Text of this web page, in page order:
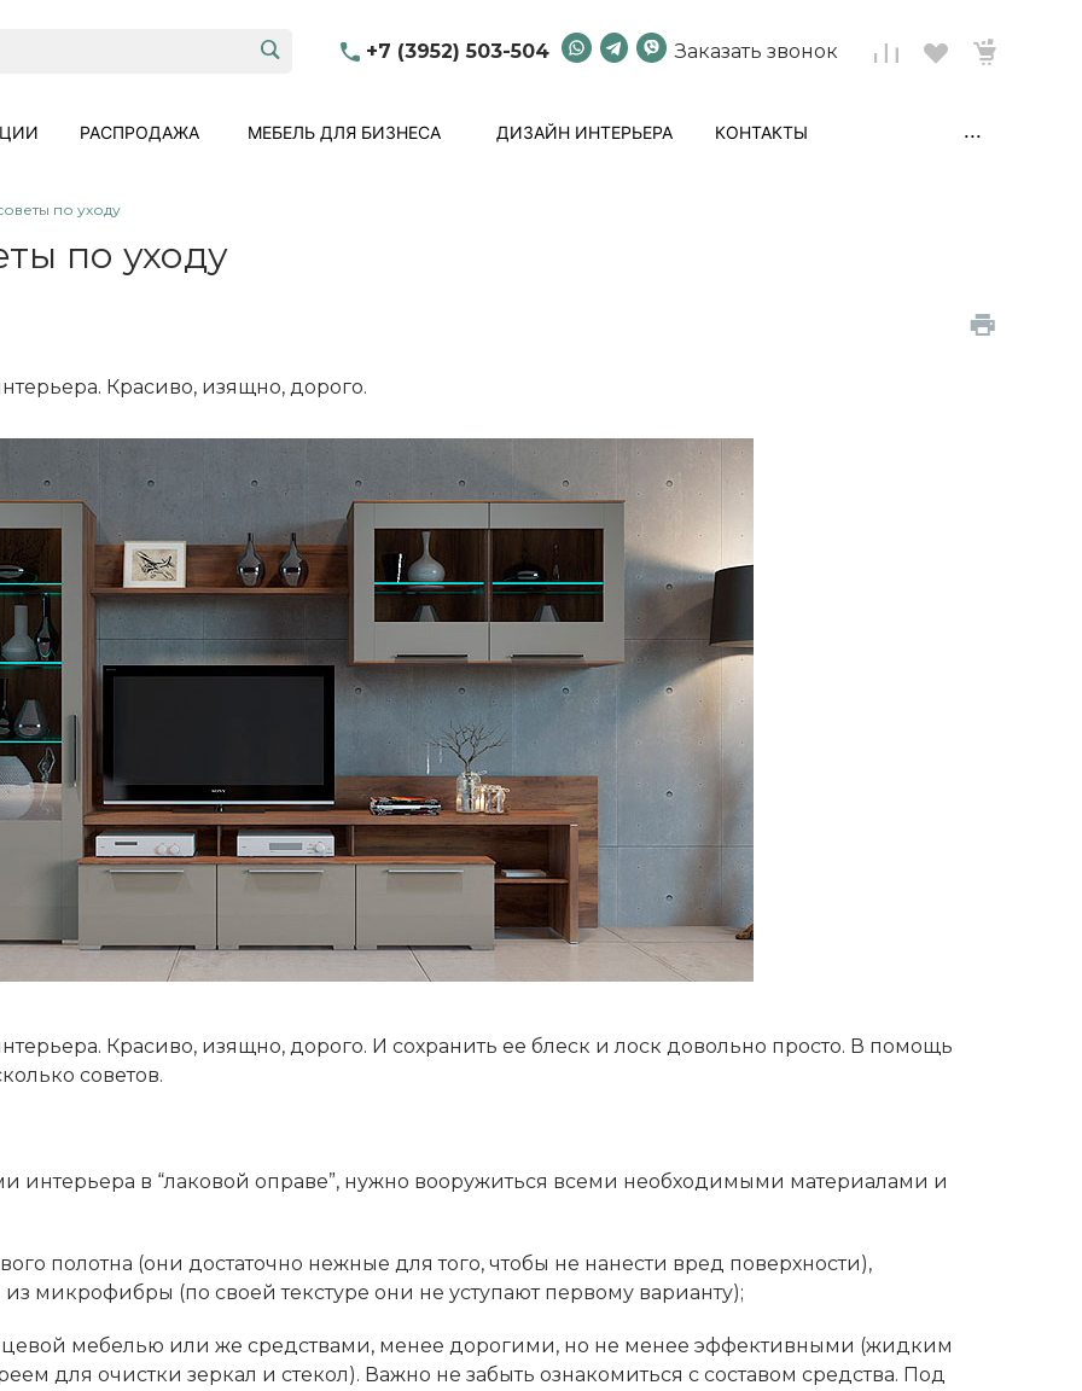
+7 (3952) 503-504 Заказать звонок
РАСПРОДАЖА МЕБЕЛЬ ДЛЯ БИЗНЕСА ДИЗАЙН ИНТЕРЬЕРА КОНТАКТЫ ...
по уходу
по уходу
Красиво, изящно, дорого.
Красиво, изящно, дорого. И сохранить ее блеск и лоск довольно просто. В помощь
советов.
интерьера в “лаковой оправе”, нужно вооружиться всеми необходимыми материалами и
полотна (они достаточно нежные для того, чтобы не нанести вред поверхности),
микрофибры (по своей текстуре они не уступают первому варианту);
мебелью или же средствами, менее дорогими, но не менее эффективными (жидким
для очистки зеркал и стекол). Важно не забыть ознакомиться с составом средства. Под